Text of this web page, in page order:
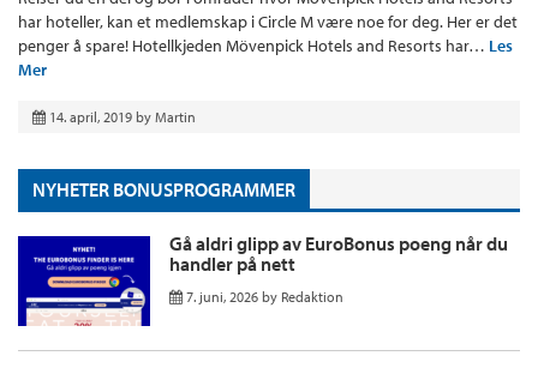
har hoteller, kan et medlemskap i Circle M være noe for deg. Her er det
penger å spare! Hotellkjeden Mövenpick Hotels and Resorts har… Les
Mer
14. april, 2019 by Martin
NYHETER BONUSPROGRAMMER
Gå aldri glipp av EuroBonus poeng når du
handler på nett
7. juni, 2026 by Redaktion